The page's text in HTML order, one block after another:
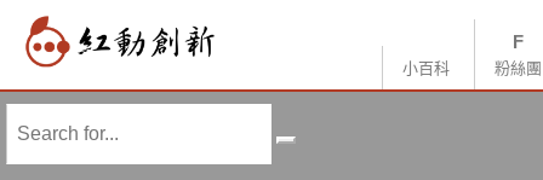
小百科 粉絲團